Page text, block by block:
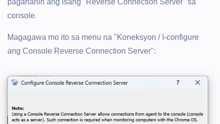
paganahin ang isang "Reverse Connection Server" sa
console.
Magagawa mo ito sa menu na "Koneksyon / I-configure
ang Console Reverse Connection Server":